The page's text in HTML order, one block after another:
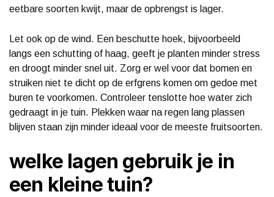
eetbare soorten kwijt, maar de opbrengst is lager.
Let ook op de wind. Een beschutte hoek, bijvoorbeeld
langs een schutting of haag, geeft je planten minder stress
en droogt minder snel uit. Zorg er wel voor dat bomen en
struiken niet te dicht op de erfgrens komen om gedoe met
buren te voorkomen. Controleer tenslotte hoe water zich
gedraagt in je tuin. Plekken waar na regen lang plassen
blijven staan zijn minder ideaal voor de meeste fruitsoorten.
welke lagen gebruik je in
een kleine tuin?